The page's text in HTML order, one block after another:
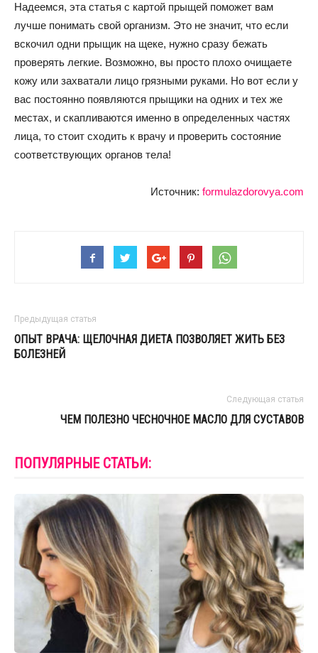
Надеемся, эта статья с картой прыщей поможет вам
лучше понимать свой организм. Это не значит, что если
вскочил одни прыщик на щеке, нужно сразу бежать
проверять легкие. Возможно, вы просто плохо очищаете
кожу или захватали лицо грязными руками. Но вот если у
вас постоянно появляются прыщики на одних и тех же
местах, и скапливаются именно в определенных частях
лица, то стоит сходить к врачу и проверить состояние
соответствующих органов тела!
Источник: formulazdorovya.com
Предыдущая статья
ОПЫТ ВРАЧА: ЩЕЛОЧНАЯ ДИЕТА ПОЗВОЛЯЕТ ЖИТЬ БЕЗ
БОЛЕЗНЕЙ
Следующая статья
ЧЕМ ПОЛЕЗНО ЧЕСНОЧНОЕ МАСЛО ДЛЯ СУСТАВОВ
ПОПУЛЯРНЫЕ СТАТЬИ: